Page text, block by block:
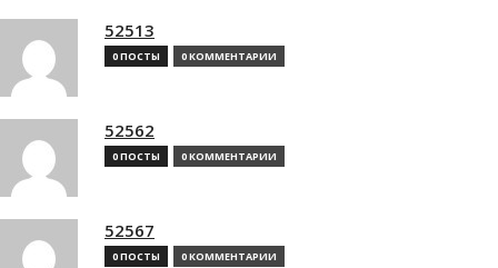
52513
0 ПОСТЫ 0 КОММЕНТАРИИ
52562
0 ПОСТЫ 0 КОММЕНТАРИИ
52567
0 ПОСТЫ 0 КОММЕНТАРИИ